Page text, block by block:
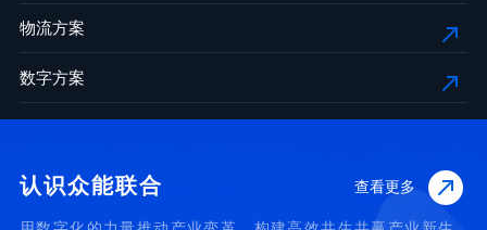
物流方案
数字方案
认识众能联合 查看更多